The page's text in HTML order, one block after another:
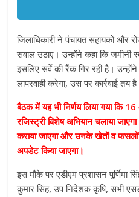
जिलाधिकारी ने पंचायत सहायकों और
सवाल उठाए। उन्होंने कहा कि जमीनी
इसलिए सर्वे की रैंक गिर रही है। उन्होंने
लापरवाही करेगा, उस पर कार्रवाई तय
बैठक में यह भी निर्णय लिया गया कि
रजिस्ट्री विशेष अभियान चलाया
कराया जाएगा और उनके खेतों व फसलों
अपडेट किया जाएगा।
इस मौके पर एडीएम प्रशासन पूर्णिमा
कुमार सिंह, उप निदेशक कृषि, सभी